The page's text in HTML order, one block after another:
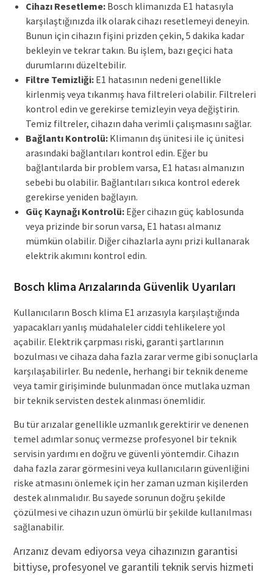
Cihazı Resetleme:Bosch klimanızda E1 hatasıyla
karşılaştığınızda ilk olarak cihazı resetlemeyi deneyin.
Bunun için cihazın fişini prizden çekin, 5 dakika kadar
bekleyin ve tekrar takın. Bu işlem, bazı geçici hata
durumlarını düzeltebilir.
Filtre Temizliği:E1 hatasının nedeni genellikle
kirlenmiş veya tıkanmış hava filtreleri olabilir. Filtreleri
kontrol edin ve gerekirse temizleyin veya değiştirin.
Temiz filtreler, cihazın daha verimli çalışmasını sağlar.
Bağlantı Kontrolü:Klimanın dış ünitesi ile iç ünitesi
arasındaki bağlantıları kontrol edin. Eğer bu
bağlantılarda bir problem varsa, E1 hatası almanızın
sebebi bu olabilir. Bağlantıları sıkıca kontrol ederek
gerekirse yeniden bağlayın.
Güç Kaynağı Kontrolü:Eğer cihazın güç kablosunda
veya prizinde bir sorun varsa, E1 hatası almanız
mümkün olabilir. Diğer cihazlarla aynı prizi kullanarak
elektrik akımını kontrol edin.
Bosch klima Arızalarında Güvenlik Uyarıları
Kullanıcıların Bosch klima E1 arızasıyla karşılaştığında
yapacakları yanlış müdahaleler ciddi tehlikelere yol
açabilir. Elektrik çarpması riski, garanti şartlarının
bozulması ve cihaza daha fazla zarar verme gibi sonuçlarla
karşılaşabilirler. Bu nedenle, herhangi bir teknik deneme
veya tamir girişiminde bulunmadan önce mutlaka uzman
bir teknik servisten destek alınması önemlidir.
Bu tür arızalar genellikle uzmanlık gerektirir ve denenen
temel adımlar sonuç vermezse profesyonel bir teknik
servisin yardımı en doğru ve güvenli yöntemdir. Cihazın
daha fazla zarar görmesini veya kullanıcıların güvenliğini
riske atmasını önlemek için her zaman uzman kişilerden
destek alınmalıdır. Bu sayede sorunun doğru şekilde
çözülmesi ve cihazın uzun ömürlü bir şekilde kullanılması
sağlanabilir.
Arızanız devam ediyorsa veya cihazınızın garantisi
bittiyse, profesyonel ve garantili teknik servis hizmeti